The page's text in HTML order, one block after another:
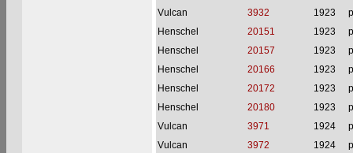
Vulcan
3932 1923
Henschel
20151 1923
Henschel
20157 1923
Henschel
20166 1923
Henschel
20172 1923
Henschel
20180 1923
Vulcan
3971 1924
Vulcan
3972 1924